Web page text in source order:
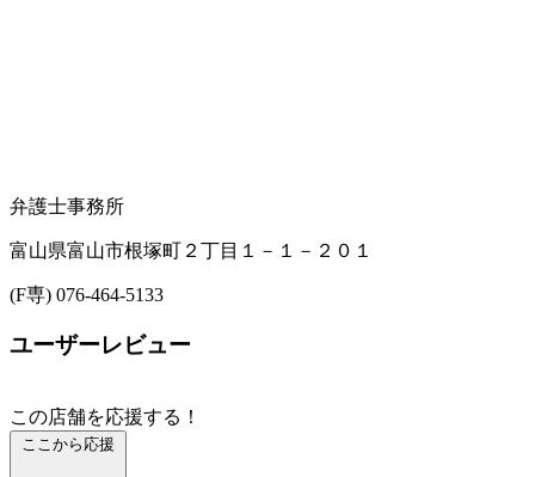
弁護士事務所
富山県富山市根塚町２丁目１－１－２０１
(F専) 076-464-5133
ユーザーレビュー
この店舗を応援する！
ここから応援